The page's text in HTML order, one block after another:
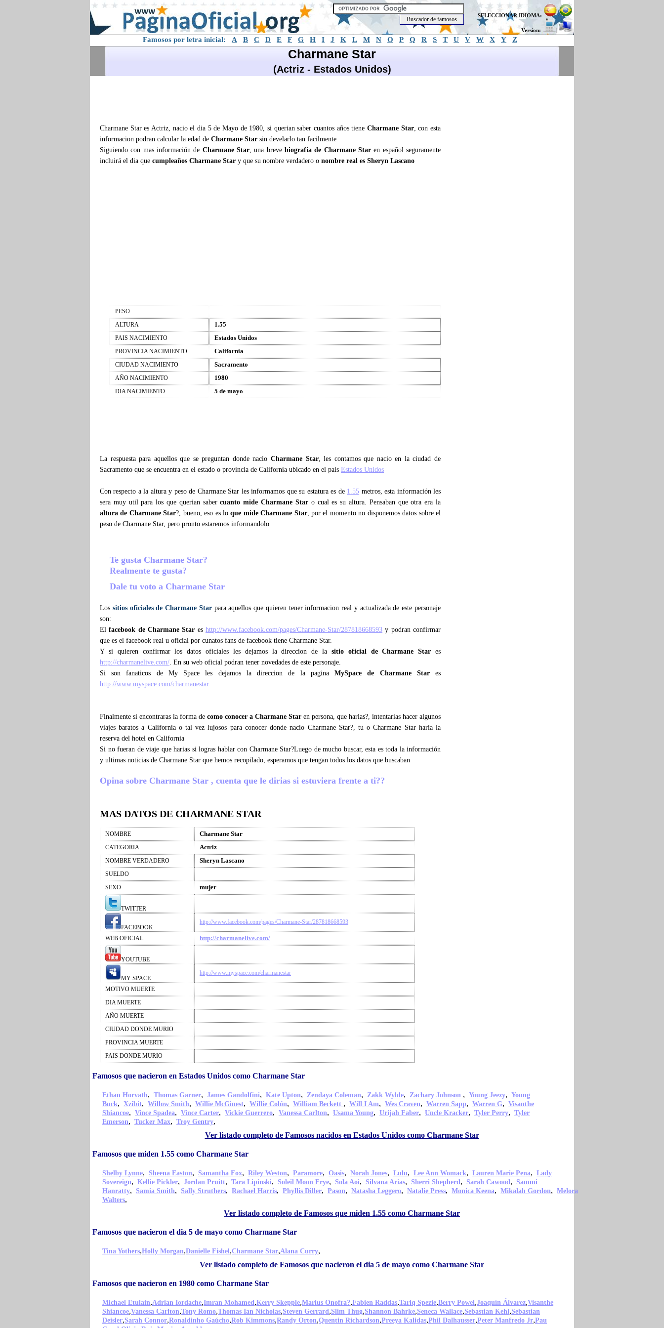
SELECCIONAR IDIOMA:
Version: |
Famosos por letra inicial: A B C D E F G H I J K L M N O P Q R S T U V W X Y Z
Charmane Star
(Actriz - Estados Unidos)
Charmane Star es Actriz, nacio el dia 5 de Mayo de 1980, si querian saber cuantos años tiene Charmane Star, con esta
informacion podran calcular la edad de Charmane Star sin develarlo tan facilmente
Siguiendo con mas información de Charmane Star, una brevebiografia de Charmane Star en español seguramente
incluirá el dia que cumpleaños Charmane Star y que su nombre verdadero o nombre real es Sheryn Lascano
PESO
ALTURA
1.55
PAIS NACIMIENTO Estados Unidos
PROVINCIA NACIMIENTO California
CIUDAD NACIMIENTO Sacramento
AÑO NACIMIENTO 1980
DIA NACIMIENTO 5 de mayo
La respuesta para aquellos que se preguntan donde nacio Charmane Star, les contamos que nacio en la ciudad de
Sacramento que se encuentra en el estado o provincia de California ubicado en el pais Estados Unidos
Con respecto a la altura y peso de Charmane Star les informamos que su estatura es de 1.55 metros, esta información les
sera muy util para los que querian sabercuanto mide Charmane Staro cual es su altura. Pensaban que otra era la
altura de Charmane Star?, bueno, eso es loque mide Charmane Star, por el momento no disponemos datos sobre el
peso de Charmane Star, pero pronto estaremos informandolo
Te gusta Charmane Star?
Realmente te gusta?
Dale tu voto a Charmane Star
Los sitios oficiales de Charmane Starpara aquellos que quieren tener informacion real y actualizada de este personaje
son:
Elfacebook de Charmane Star eshttp://www.facebook.com/pages/Charmane-Star/287818668593 y podran confirmar
que es el facebook real u oficial por cunatos fans de facebook tiene Charmane Star.
Y si quieren confirmar los datos oficiales les dejamos la direccion de la sitio oficial de Charmane Star es
http://charmanelive.com/. En su web oficial podran tener novedades de este personaje.
Si son fanaticos de My Space les dejamos la direccion de la paginaMySpace de Charmane Stares
http://www.myspace.com/charmanestar.
Finalmente si encontraras la forma de como conocer a Charmane Star en persona, que harias?, intentarias hacer algunos
viajes baratos a California o tal vez lujosos para conocer donde nacio Charmane Star?, tu o Charmane Star haria la
reserva del hotel en California
Si no fueran de viaje que harias si logras hablar con Charmane Star?Luego de mucho buscar, esta es toda la información
y ultimas noticias de Charmane Star que hemos recopilado, esperamos que tengan todos los datos que buscaban
Opina sobre Charmane Star , cuenta que le dirias si estuviera frente a ti??
MAS DATOS DE CHARMANE STAR
NOMBRE Charmane Star
CATEGORIA Actriz
NOMBRE VERDADERO Sheryn Lascano
SUELDO
SEXO
mujer
TWITTER
FACEBOOK
http://www.facebook.com/pages/Charmane-Star/287818668593
WEB OFICIAL http://charmanelive.com/
YOUTUBE
MY SPACE
http://www.myspace.com/charmanestar
MOTIVO MUERTE
DIA MUERTE
AÑO MUERTE
CIUDAD DONDE MURIO
PROVINCIA MUERTE
PAIS DONDE MURIO
Famosos que nacieron en Estados Unidos como Charmane Star
Ethan Horvath, Thomas Garner, James Gandolfini, Kate Upton, Zendaya Coleman, Zakk Wylde, Zachary Johnson , Young Jeezy, Young
Buck, Xzibit, Willow Smith, Willie McGinest, Willie Colón, William Beckett , Will I Am, Wes Craven, Warren Sapp, Warren G, Visanthe
Shiancoe, Vince Spadea, Vince Carter, Vickie Guerrero, Vanessa Carlton, Usama Young, Urijah Faber, Uncle Kracker, Tyler Perry, Tyler
Emerson, Tucker Max, Troy Gentry,
Ver listado completo de Famosos nacidos en Estados Unidos como Charmane Star
Famosos que miden 1.55 como Charmane Star
Shelby Lynne, Sheena Easton, Samantha Fox, Riley Weston, Paramore, Oasis, Norah Jones, Lulu, Lee Ann Womack, Lauren Marie Pena, Lady
Sovereign, Kellie Pickler, Jordan Pruitt, Tara Lipinski, Soleil Moon Frye, Sola Aoi, Silvana Arias, Sherri Shepherd, Sarah Cawood, Sammi
Hanratty, Samia Smith, Sally Struthers, Rachael Harris, Phyllis Diller, Pason, Natasha Leggero, Natalie Press, Monica Keena, Mikalah Gordon, Melora
Walters,
Ver listado completo de Famosos que miden 1.55 como Charmane Star
Famosos que nacieron el dia 5 de mayo como Charmane Star
Tina Yothers,Holly Morgan,Danielle Fishel,Charmane Star,Alana Curry,
Ver listado completo de Famosos que nacieron el dia 5 de mayo como Charmane Star
Famosos que nacieron en 1980 como Charmane Star
Michael Etulain,Adrian Iordache,Imran Mohamed,Kerry Skepple,Marius Onofra?,Fabien Raddas,Tariq Spezie,Berry Powel,Joaquín Álvarez,Visanthe
Shiancoe,Vanessa Carlton,Tony Romo,Thomas Ian Nicholas,Steven Gerrard,Slim Thug,Shannon Bahrke,Seneca Wallace,Sebastian Kehl,Sebastian
Deisler,Sarah Connor,Ronaldinho Gaúcho,Rob Kimmons,Randy Orton,Quentin Richardson,Preeya Kalidas,Phil Dalhausser,Peter Manfredo Jr,Pau